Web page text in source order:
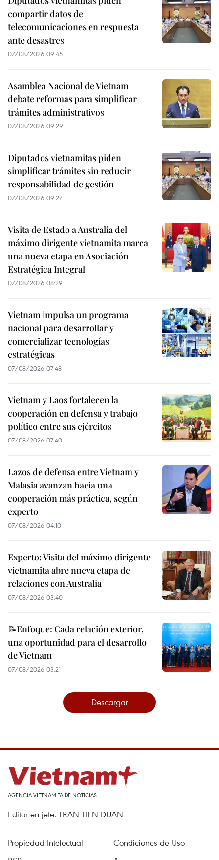
compartir datos de
telecomunicaciones en respuesta
ante desastres
07/08/2026 09:45
Asamblea Nacional de Vietnam
debate reformas para simplificar
trámites administrativos
07/08/2026 09:29
Diputados vietnamitas piden
simplificar trámites sin reducir
responsabilidad de gestión
07/08/2026 09:27
Visita de Estado a Australia del
máximo dirigente vietnamita marca
una nueva etapa en Asociación
Estratégica Integral
07/08/2026 08:29
Vietnam impulsa un programa
nacional para desarrollar y
comercializar tecnologías
estratégicas
07/08/2026 07:48
Vietnam y Laos fortalecen la
cooperación en defensa y trabajo
político entre sus ejércitos
07/08/2026 07:40
Lazos de defensa entre Vietnam y
Malasia avanzan hacia una
cooperación más práctica, según
experto
07/08/2026 04:10
Experto: Visita del máximo dirigente
vietnamita abre nueva etapa de
relaciones con Australia
07/08/2026 03:40
📝Enfoque: Cada relación exterior,
una oportunidad para el desarrollo
de Vietnam
07/08/2026 03:21
Descargar
AGENCIA VIETNAMITA DE NOTICIAS
Editor en jefe: TRAN TIEN DUAN
Propiedad Intelectual
Condiciones de Uso